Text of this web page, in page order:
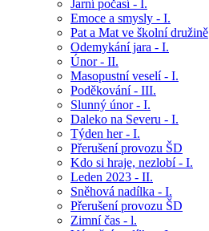
Jarní počasí - I.
Emoce a smysly - I.
Pat a Mat ve školní družině
Odemykání jara - I.
Únor - II.
Masopustní veselí - I.
Poděkování - III.
Slunný únor - I.
Daleko na Severu - I.
Týden her - I.
Přerušení provozu ŠD
Kdo si hraje, nezlobí - I.
Leden 2023 - II.
Sněhová nadílka - I.
Přerušení provozu ŠD
Zimní čas - l.